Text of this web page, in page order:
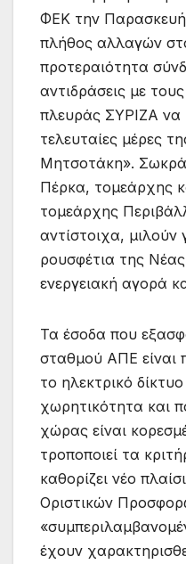
ΦΕΚ την Παρασκευή
πλήθος αλλαγών
προτεραιότητα
αντιδράσεις με
πλευράς ΣΥΡΙΖΑ να
τελευταίες μέρες
Μητσοτάκη».
Πέρκα, τομεάρχης
τομεάρχης
αντίστοιχα, μιλούν
ρουσφέτια της
ενεργειακή αγορά
Τα έσοδα που
σταθμού ΑΠΕ είναι
το ηλεκτρικό
χωρητικότητα και
χώρας είναι
τροποποιεί τα
καθορίζει νέο
Οριστικών
έχουν